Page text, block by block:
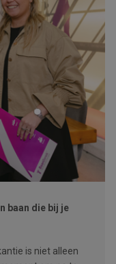
baan die bij je
is niet alleen